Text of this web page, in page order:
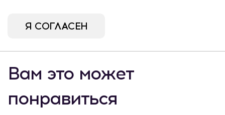
Миска TUJA
Вам это может
понравиться
Я СОГЛАСЕН